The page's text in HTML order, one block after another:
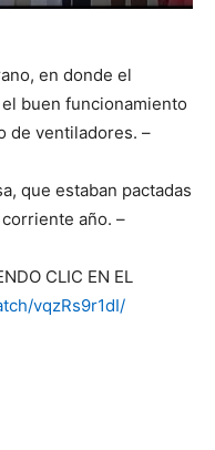
en donde el
buen funcionamiento
de ventiladores. –
que estaban pactadas
año. –
CLIC EN EL
vqzRs9r1dI/